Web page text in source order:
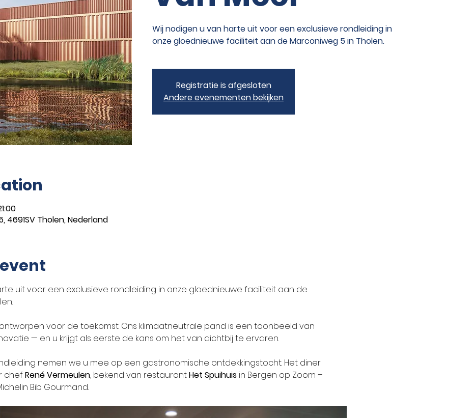
Wij nodigen u van harte uit voor een exclusieve rondleiding in
onze gloednieuwe faciliteit aan de Marconiweg 5 in Tholen.
Registratie is afgesloten
Andere evenementen bekijken
4691SV Tholen, Nederland
uit voor een exclusieve rondleiding in onze gloednieuwe faciliteit aan de
voor de toekomst. Ons klimaatneutrale pand is een toonbeeld van
— en u krijgt als eerste de kans om het van dichtbij te ervaren.
nemen we u mee op een gastronomische ontdekkingstocht. Het diner
chef René Vermeulen, bekend van restaurant Het Spuihuis in Bergen op Zoom –
Bib Gourmand.